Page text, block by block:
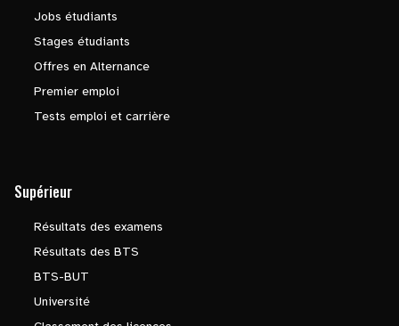
Jobs étudiants
Stages étudiants
Offres en Alternance
Premier emploi
Tests emploi et carrière
Supérieur
Résultats des examens
Résultats des BTS
BTS-BUT
Université